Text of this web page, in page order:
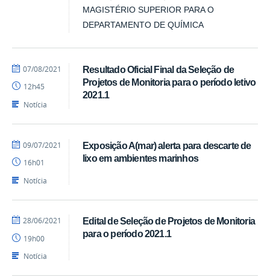
MAGISTÉRIO SUPERIOR PARA O
DEPARTAMENTO DE QUÍMICA
Resultado Oficial Final da Seleção de
Projetos de Monitoria para o período letivo
2021.1
por
-
DQ
publicado
07/08/2021
12h45
Notícia
Exposição A(mar) alerta para descarte de
lixo em ambientes marinhos
por
-
DQ
publicado
09/07/2021
16h01
Notícia
Edital de Seleção de Projetos de Monitoria
para o período 2021.1
por
-
DQ
publicado
28/06/2021
19h00
Notícia